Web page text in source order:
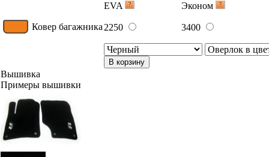
EVA
Эконом
Ковер багажника 2250 3400
В корзину
Вышивка
Примеры вышивки